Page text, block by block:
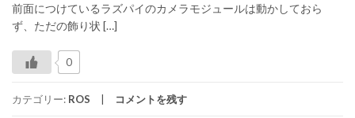
前面につけているラズパイのカメラモジュールは動かしておら
ず、ただの飾り状 […]
0
カテゴリー: ROS コメントを残す